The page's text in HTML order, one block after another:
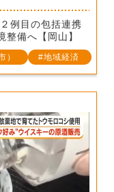
例目の包括連携
備へ【岡山】
） 地域経済